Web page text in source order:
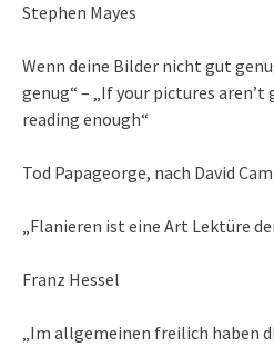
Stephen Mayes
Wenn deine Bilder nicht gut
genug“ – „If your pictures aren’t
reading enough“
Tod Papageorge, nach David
„Flanieren ist eine Art Lektüre
Franz Hessel
„Im allgemeinen freilich haben